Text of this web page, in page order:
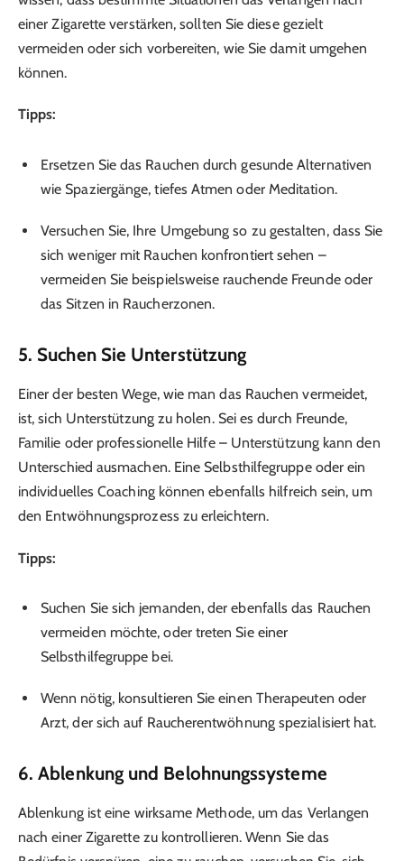
einer Zigarette verstärken, sollten Sie diese gezielt
vermeiden oder sich vorbereiten, wie Sie damit umgehen
können.
Tipps:
Ersetzen Sie das Rauchen durch gesunde Alternativen
wie Spaziergänge, tiefes Atmen oder Meditation.
Versuchen Sie, Ihre Umgebung so zu gestalten, dass Sie
sich weniger mit Rauchen konfrontiert sehen –
vermeiden Sie beispielsweise rauchende Freunde oder
das Sitzen in Raucherzonen.
5. Suchen Sie Unterstützung
Einer der besten Wege, wie man das Rauchen vermeidet,
ist, sich Unterstützung zu holen. Sei es durch Freunde,
Familie oder professionelle Hilfe – Unterstützung kann den
Unterschied ausmachen. Eine Selbsthilfegruppe oder ein
individuelles Coaching können ebenfalls hilfreich sein, um
den Entwöhnungsprozess zu erleichtern.
Tipps:
Suchen Sie sich jemanden, der ebenfalls das Rauchen
vermeiden möchte, oder treten Sie einer
Selbsthilfegruppe bei.
Wenn nötig, konsultieren Sie einen Therapeuten oder
Arzt, der sich auf Raucherentwöhnung spezialisiert hat.
6.Ablenkung und Belohnungssysteme
Ablenkung ist eine wirksame Methode, um das Verlangen
nach einer Zigarette zu kontrollieren. Wenn Sie das